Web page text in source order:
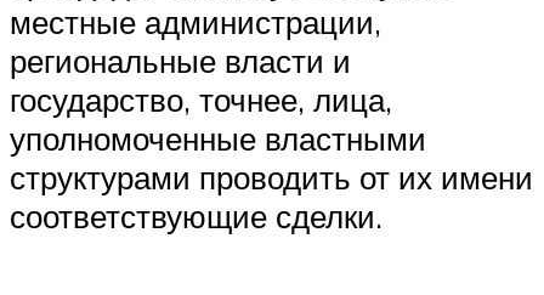
местные администрации,
региональные власти и
государство, точнее, лица,
уполномоченные властными
структурами проводить от их имени
соответствующие сделки.